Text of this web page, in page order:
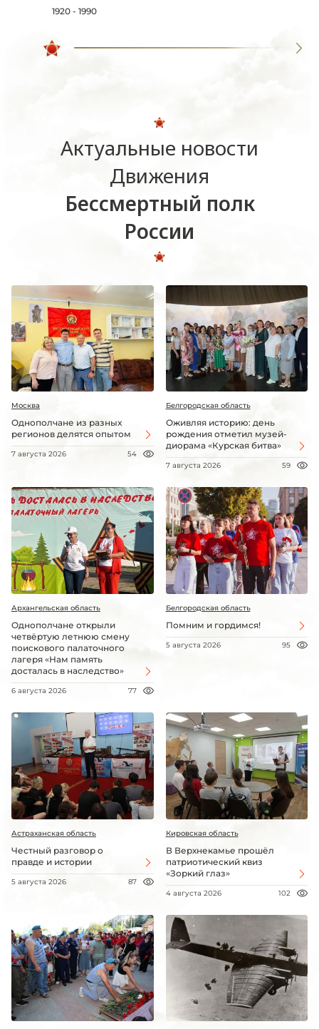
1920 - 1990
Актуальные новости
Движения
Бессмертный полк
России
Москва
Однополчане из разных
регионов делятся опытом
7 августа 2026 54
Белгородская область
Оживляя историю: день
рождения отметил музей-
диорама «Курская битва»
7 августа 2026 59
Архангельская область
Однополчане открыли
четвёртую летнюю смену
поискового палаточного
лагеря «Нам память
досталась в наследство»
6 августа 2026 77
Белгородская область
Помним и гордимся!
5 августа 2026 95
Астраханская область
Честный разговор о
правде и истории
5 августа 2026 87
Кировская область
В Верхнекамье прошёл
патриотический квиз
«Зоркий глаз»
4 августа 2026 102